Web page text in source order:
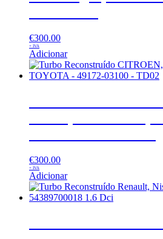
€300.00
+ IVA
Adicionar
€300.00
+ IVA
Adicionar